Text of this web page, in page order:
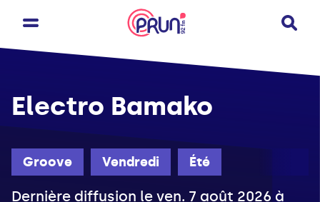
Groove Vendredi Été
Electro Bamako
Dernière diffusion le ven. 7 août 2026 à